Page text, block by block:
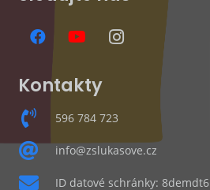
Kontakty
596 784 723
info@zslukasove.cz
ID datové schránky: 8demdt6